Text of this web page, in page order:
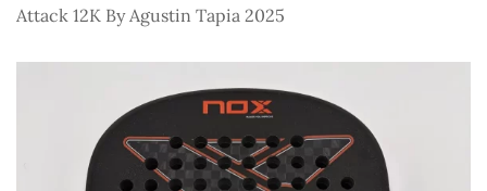
Attack 12K By Agustin Tapia 2025